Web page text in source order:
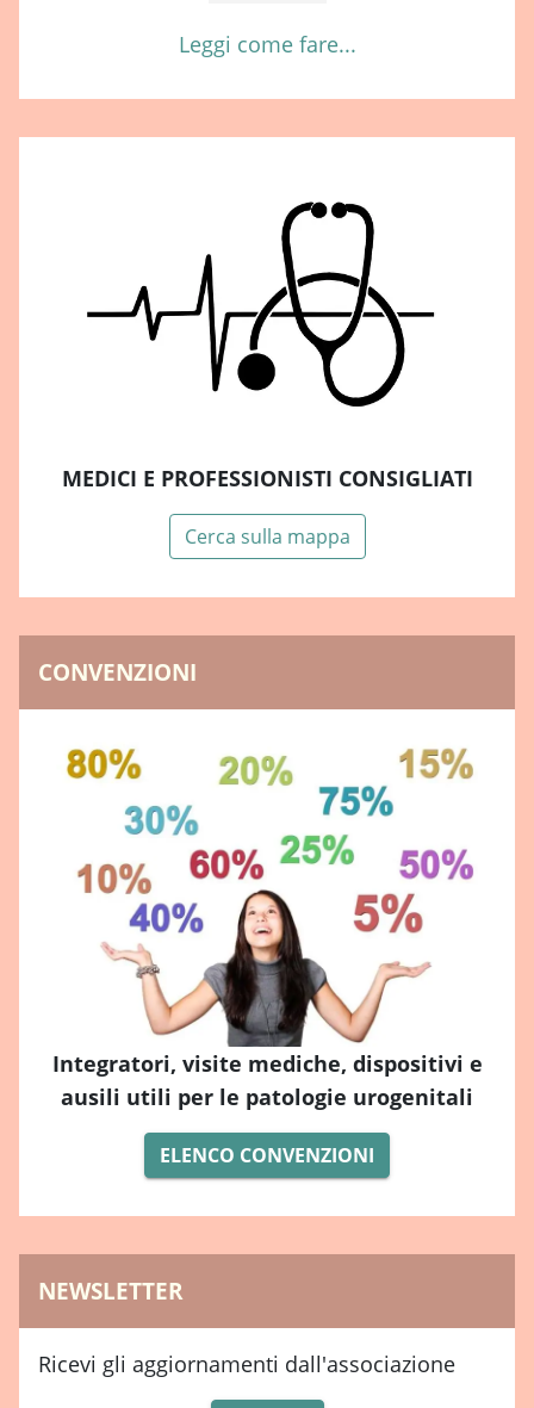
Leggi come fare...
MEDICI E PROFESSIONISTI CONSIGLIATI
Cerca sulla mappa
CONVENZIONI
Integratori, visite mediche, dispositivi e
ausili utili per le patologie urogenitali
ELENCO CONVENZIONI
NEWSLETTER
Ricevi gli aggiornamenti dall'associazione